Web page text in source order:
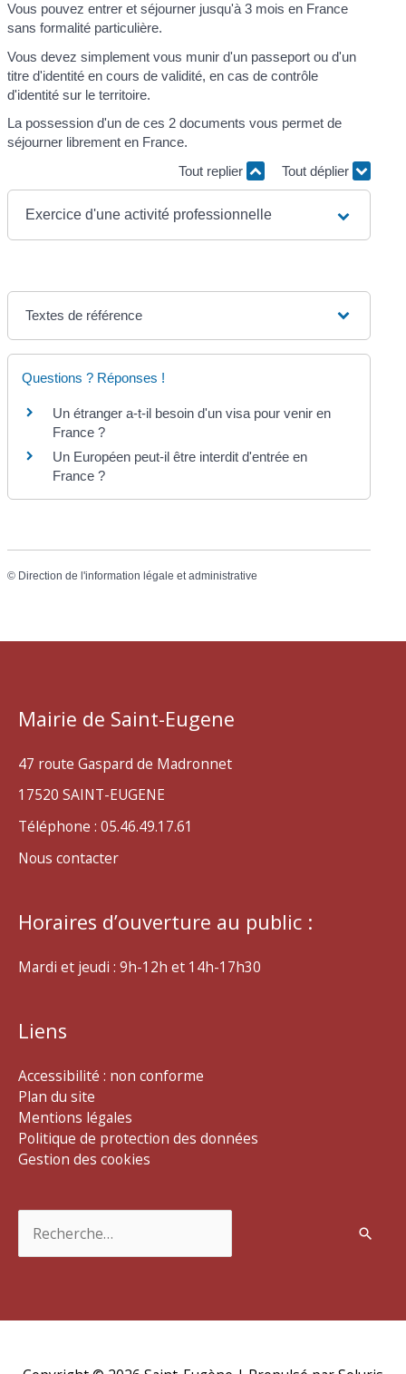
Vous pouvez entrer et séjourner jusqu'à 3 mois en France
sans formalité particulière.
Vous devez simplement vous munir d'un passeport ou d'un
titre d'identité en cours de validité, en cas de contrôle
d'identité sur le territoire.
La possession d'un de ces 2 documents vous permet de
séjourner librement en France.
Tout replier
Tout déplier
Exercice d'une activité professionnelle
Textes de référence
Questions ? Réponses !
Un étranger a-t-il besoin d'un visa pour venir en
France ?
Un Européen peut-il être interdit d'entrée en
France ?
© Direction de l'information légale et administrative
Mairie de Saint-Eugene
47 route Gaspard de Madronnet
17520 SAINT-EUGENE
Téléphone : 05.46.49.17.61
Nous contacter
Horaires d’ouverture au public :
Mardi et jeudi : 9h-12h et 14h-17h30
Liens
Accessibilité : non conforme
Plan du site
Mentions légales
Politique de protection des données
Gestion des cookies